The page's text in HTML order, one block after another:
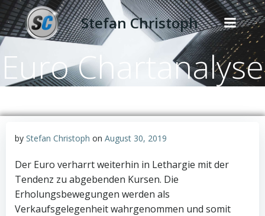
Zum
Inhalt
springen
Stefan Christoph
Euro Chartanalyse
by Stefan Christoph on August 30, 2019
Der Euro verharrt weiterhin in Lethargie mit der
Tendenz zu abgebenden Kursen. Die
Erholungsbewegungen werden als
Verkaufsgelegenheit wahrgenommen und somit